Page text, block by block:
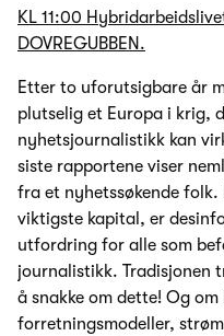
KL 11:00
DOVREGUBBEN.
Etter to uforutsigbare år
plutselig et Europa i krig,
nyhetsjournalistikk kan
siste rapportene viser
fra et nyhetssøkende
viktigste kapital, er
utfordring for alle som
journalistikk. Tradisjonen
å snakke om dette! Og
forretningsmodeller,